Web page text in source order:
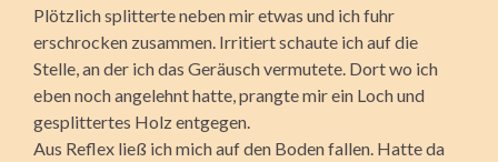
Plötzlich splitterte neben mir etwas und ich fuhr
erschrocken zusammen. Irritiert schaute ich auf die
Stelle, an der ich das Geräusch vermutete. Dort wo ich
eben noch angelehnt hatte, prangte mir ein Loch und
gesplittertes Holz entgegen.
Aus Reflex ließ ich mich auf den Boden fallen. Hatte da